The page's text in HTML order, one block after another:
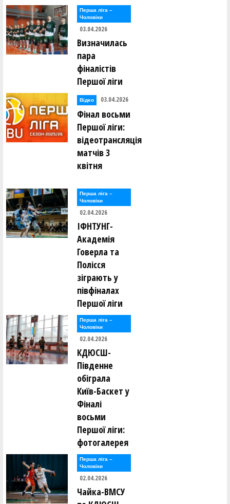
Перша лiга –
Чоловiки
03.04.2026
Визначилась
пара
фіналістів
Першої ліги
Відео 03.04.2026
Фінал восьми
Першої ліги:
відеотрансляція
матчів 3
квітня
Перша лiга –
Чоловiки
02.04.2026
ІФНТУНГ-
Академія
Говерла та
Полісся
зіграють у
півфіналах
Першої ліги
Перша лiга –
Чоловiки
02.04.2026
КДЮСШ-
Південне
обіграла
Київ-Баскет у
Фіналі
восьми
Першої ліги:
фотогалерея
Перша лiга –
Чоловiки
02.04.2026
Чайка-ВМСУ